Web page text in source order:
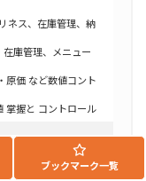
ネス、在庫管理、納
庫管理、メニュー
原価 など数値コント
掌握と コントロール
ブックマーク一覧